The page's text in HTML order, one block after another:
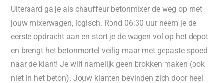
Uiteraard ga je als chauffeur betonmixer de weg op met
jouw mixerwagen, logisch. Rond 06:30 uur neem je de
eerste opdracht aan en stort je de wagen vol op het depot
en brengt het betonmortel veilig maar met gepaste spoed
naar de klant! Je wilt namelijk geen brokken maken (ook
niet in het beton). Jouw klanten bevinden zich door heel